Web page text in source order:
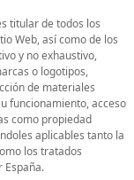
titular de todos los
Web, así como de los
y no exhaustivo,
o logotipos,
de materiales
funcionamiento, acceso
como propiedad
aplicables tanto la
los tratados
España.